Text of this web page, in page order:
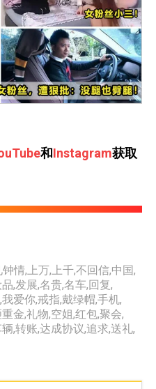
和Instagram获取
钟情, 上万, 上千,不回信,中国,
,发展,名贵,名车,回复,
,我爱你,戒指,戴绿帽,手机,
金,礼物,空姐,红包,聚会,
,转账,达成协议,追求,送礼,